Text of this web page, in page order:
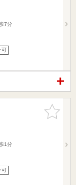
7分
可
お気に入
りに追加
1分
可